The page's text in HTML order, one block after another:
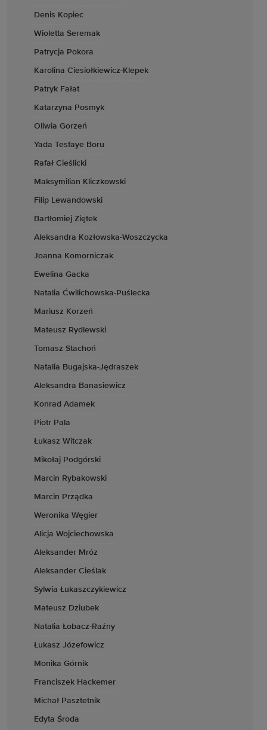
Denis Kopiec
Wioletta Seremak
Patrycja Pokora
Karolina Ciesiołkiewicz-Klepek
Patryk Fałat
Katarzyna Posmyk
Oliwia Gorzeń
Yada Tesfaye Boru
Rafał Cieślicki
Maksymilian Kliczkowski
Filip Lewandowski
Bartłomiej Ziętek
Aleksandra Kozłowska-Woszczycka
Joanna Komorniczak
Ewelina Gacka
Natalia Ćwilichowska-Puślecka
Mariusz Korzeń
Mateusz Rydlewski
Tomasz Stachoń
Natalia Bugajska-Jędraszek
Aleksandra Banasiewicz
Konrad Adamek
Piotr Pala
Łukasz Witczak
Mikołaj Podgórski
Marcin Rybakowski
Marcin Prządka
Weronika Węgier
Alicja Wojciechowska
Aleksander Mróz
Aleksander Cieślak
Sylwia Łukaszczykiewicz
Mateusz Dziubek
Natalia Łobacz-Raźny
Łukasz Józefowicz
Monika Górnik
Franciszek Hackemer
Michał Pasztetnik
Edyta Środa